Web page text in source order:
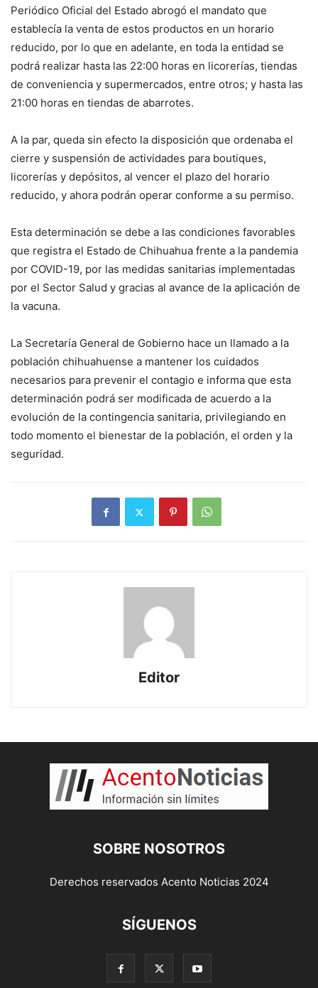
Periódico Oficial del Estado abrogó el mandato que
establecía la venta de estos productos en un horario
reducido, por lo que en adelante, en toda la entidad se
podrá realizar hasta las 22:00 horas en licorerías, tiendas
de conveniencia y supermercados, entre otros; y hasta las
21:00 horas en tiendas de abarrotes.
A la par, queda sin efecto la disposición que ordenaba el
cierre y suspensión de actividades para boutiques,
licorerías y depósitos, al vencer el plazo del horario
reducido, y ahora podrán operar conforme a su permiso.
Esta determinación se debe a las condiciones favorables
que registra el Estado de Chihuahua frente a la pandemia
por COVID-19, por las medidas sanitarias implementadas
por el Sector Salud y gracias al avance de la aplicación de
la vacuna.
La Secretaría General de Gobierno hace un llamado a la
población chihuahuense a mantener los cuidados
necesarios para prevenir el contagio e informa que esta
determinación podrá ser modificada de acuerdo a la
evolución de la contingencia sanitaria, privilegiando en
todo momento el bienestar de la población, el orden y la
seguridad.
Editor
SOBRE NOSOTROS
Derechos reservados Acento Noticias 2024
SÍGUENOS